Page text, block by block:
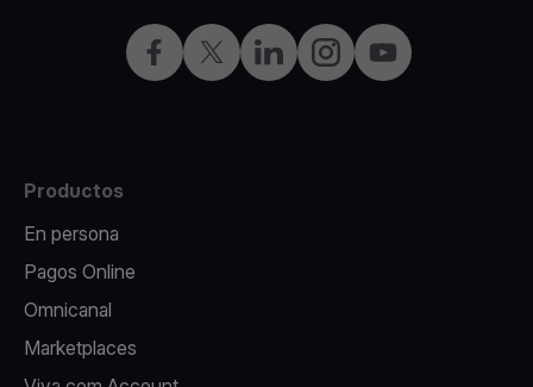
Facebook
X LinkedInInstagramYouTube
Productos
En persona
Pagos Online
Omnicanal
Marketplaces